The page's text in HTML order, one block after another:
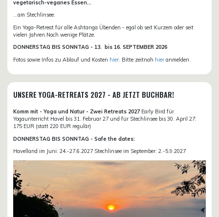
vegetarisch-veganes Essen...
...am Stechlinsee.
Ein Yoga-Retreat für alle Ashtanga Übenden - egal ob seit Kurzem oder seit
vielen Jahren.Noch wenige Plätze.
DONNERSTAG BIS SONNTAG - 13. bis 16. SEPTEMBER 2026
Fotos sowie Infos zu Ablauf und Kosten hier . Bitte zeitnah hier anmelden.
UNSERE YOGA-RETREATS 2027 - AB JETZT BUCHBAR!
Komm mit - Yoga und Natur - Zwei Retreats 2027 Early Bird für
Yogaunterricht Havel bis 31. Februar 27 und für Stechlinsee bis 30. April 27:
175 EUR (statt 220 EUR regulär)
DONNERSTAG BIS SONNTAG - Safe the dates:
Havelland im Juni: 24.-27.6.2027 Stechlinsee im September: 2.-5.9.2027